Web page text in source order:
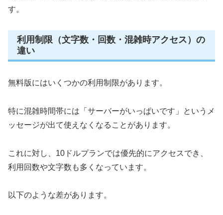
す。
利用制限（文字数・回数・混雑時アクセス）の
違い
無料版にはいくつかの利用制限があります。
特に混雑時間帯には「サーバーがいっぱいです」というメ
ッセージが出て使えなくなることがあります。
これに対し、10ドルプランでは優先的にアクセスでき、
利用回数や文字数も多くなっています。
以下のような差があります。